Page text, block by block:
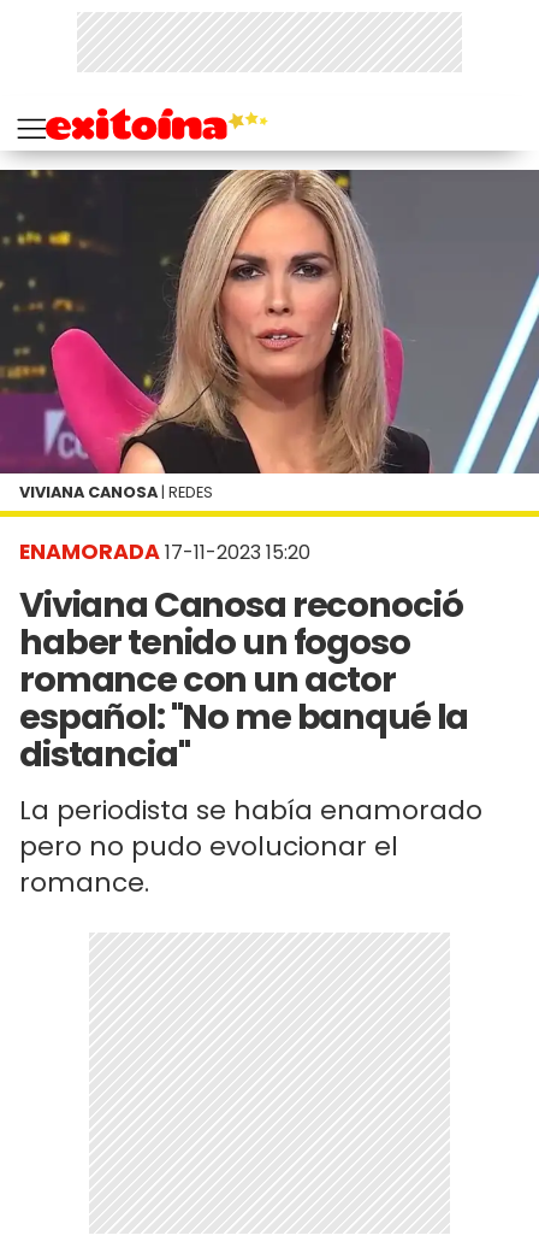
ENAMORADA17-11-2023 15:20
Viviana Canosa reconoció
haber tenido un fogoso
romance con un actor
español: "No me banqué la
distancia"
La periodista se había enamorado
pero no pudo evolucionar el
romance.
VIVIANA CANOSA | REDES